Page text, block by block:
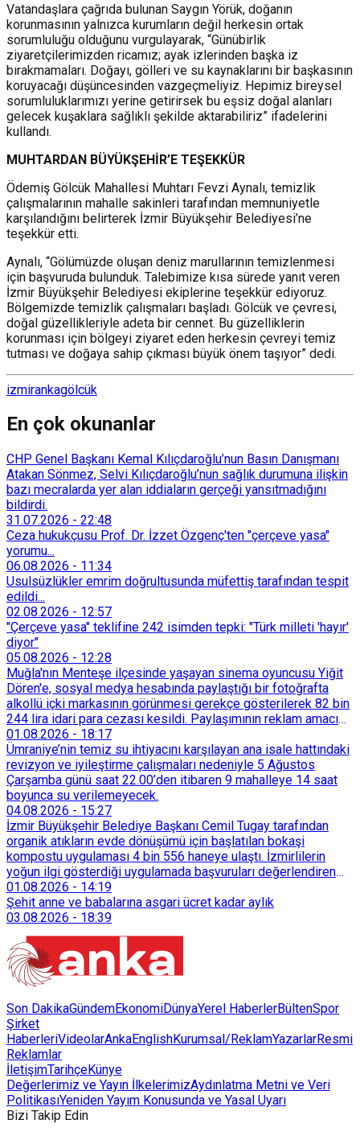
Vatandaşlara çağrıda bulunan Saygın Yörük, doğanın
korunmasının yalnızca kurumların değil herkesin ortak
sorumluluğu olduğunu vurgulayarak, “Günübirlik
ziyaretçilerimizden ricamız; ayak izlerinden başka iz
bırakmamaları. Doğayı, gölleri ve su kaynaklarını bir başkasının
koruyacağı düşüncesinden vazgeçmeliyiz. Hepimiz bireysel
sorumluluklarımızı yerine getirirsek bu eşsiz doğal alanları
gelecek kuşaklara sağlıklı şekilde aktarabiliriz” ifadelerini
kullandı.
MUHTARDAN BÜYÜKŞEHİR’E TEŞEKKÜR
Ödemiş Gölcük Mahallesi Muhtarı Fevzi Aynalı, temizlik
çalışmalarının mahalle sakinleri tarafından memnuniyetle
karşılandığını belirterek İzmir Büyükşehir Belediyesi’ne
teşekkür etti.
Aynalı, “Gölümüzde oluşan deniz marullarının temizlenmesi
için başvuruda bulunduk. Talebimize kısa sürede yanıt veren
İzmir Büyükşehir Belediyesi ekiplerine teşekkür ediyoruz.
Bölgemizde temizlik çalışmaları başladı. Gölcük ve çevresi,
doğal güzellikleriyle adeta bir cennet. Bu güzelliklerin
korunması için bölgeyi ziyaret eden herkesin çevreyi temiz
tutması ve doğaya sahip çıkması büyük önem taşıyor” dedi.
izmirankagölcük
En çok okunanlar
CHP Genel Başkanı Kemal Kılıçdaroğlu’nun Basın Danışmanı
Atakan Sönmez, Selvi Kılıçdaroğlu’nun sağlık durumuna ilişkin
bazı mecralarda yer alan iddiaların gerçeği yansıtmadığını
bildirdi.
31.07.2026 - 22:48
Ceza hukukçusu Prof. Dr. İzzet Özgenç'ten "çerçeve yasa"
yorumu...
06.08.2026 - 11:34
Usulsüzlükler emrim doğrultusunda müfettiş tarafından tespit
edildi...
02.08.2026 - 12:57
"Çerçeve yasa" teklifine 242 isimden tepki: "Türk milleti 'hayır'
diyor"
05.08.2026 - 12:28
Muğla'nın Menteşe ilçesinde yaşayan sinema oyuncusu Yiğit
Dören'e, sosyal medya hesabında paylaştığı bir fotoğrafta
alkollü içki markasının görünmesi gerekçe gösterilerek 82 bin
244 lira idari para cezası kesildi. Paylaşımının reklam amacı
taşımadığını savunan Dören, cezanın iptali için yargıya
başvurdu.
01.08.2026 - 18:17
Ümraniye’nin temiz su ihtiyacını karşılayan ana isale hattındaki
revizyon ve iyileştirme çalışmaları nedeniyle 5 Ağustos
Çarşamba günü saat 22.00’den itibaren 9 mahalleye 14 saat
boyunca su verilemeyecek.
04.08.2026 - 15:27
İzmir Büyükşehir Belediye Başkanı Cemil Tugay tarafından
organik atıkların evde dönüşümü için başlatılan bokaşi
kompostu uygulaması 4 bin 556 haneye ulaştı. İzmirlilerin
yoğun ilgi gösterdiği uygulamada başvuruları değerlendiren
Tarımsal Hizmetler Dairesi Başkanlığı, farklı ilçelerde toplam
128 bokaşi kompost eğitimi düzenleyerek İzmirlileri
sürdürülebilir atık yönetimi sistemine dahil etti.
01.08.2026 - 14:19
Şehit anne ve babalarına asgari ücret kadar aylık
03.08.2026 - 18:39
Son DakikaGündemEkonomiDünyaYerel HaberlerBültenSpor
Şirket
HaberleriVideolarAnkaEnglishKurumsal/ReklamYazarlarResmi
Reklamlar
İletişimTarihçeKünye
Değerlerimiz ve Yayın İlkelerimizAydınlatma Metni ve Veri
PolitikasıYeniden Yayım Konusunda ve Yasal Uyarı
Bizi Takip Edin